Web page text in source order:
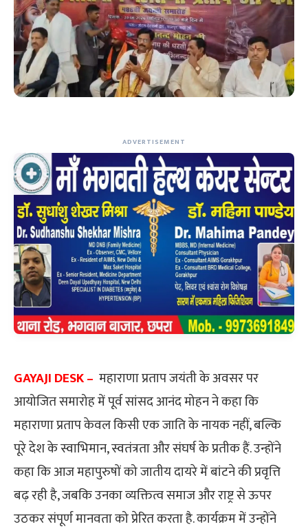
ADVERTISEMENT
GAYAJI DESK – महाराणा प्रताप जयंती के अवसर पर
आयोजित समारोह में पूर्व सांसद आनंद मोहन ने कहा कि
महाराणा प्रताप केवल किसी एक जाति के नायक नहीं, बल्कि
पूरे देश के स्वाभिमान, स्वतंत्रता और संघर्ष के प्रतीक हैं. उन्होंने
कहा कि आज महापुरुषों को जातीय दायरे में बांटने की प्रवृत्ति
बढ़ रही है, जबकि उनका व्यक्तित्व समाज और राष्ट्र से ऊपर
उठकर संपूर्ण मानवता को प्रेरित करता है. कार्यक्रम में उन्होंने